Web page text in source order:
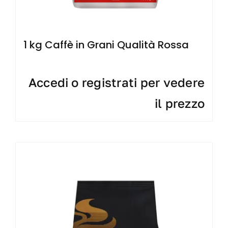
1 kg Caffè in Grani Qualità Rossa
Accedi o registrati per vedere
il prezzo